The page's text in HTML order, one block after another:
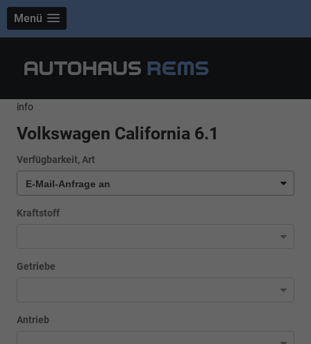
Menü
info
Volkswagen California 6.1
Verfügbarkeit, Art
Kraftstoff
Getriebe
Antrieb